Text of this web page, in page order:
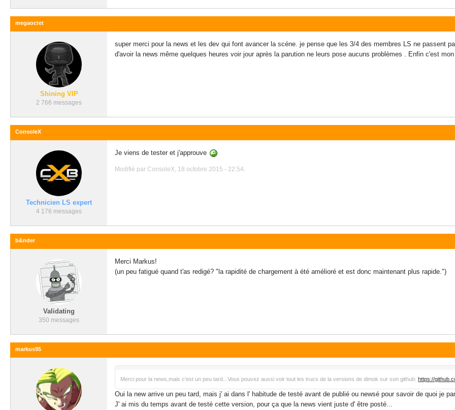
megaoctet
Shining VIP
2 766 messages
super merci pour la news et les dev qui font avancer la scéne. je pense que les 3/4 des membres LS ne passent
d'avoir la news même quelques heures voir jour après la parution ne leurs pose aucuns problèmes . Enfin c'est
ConsoleX
Technicien LS expert
4 176 messages
Je viens de tester et j'approuve
Modifié par ConsoleX, 18 octobre 2015 - 22:54.
b&nder
Validating
350 messages
Merci Markus!
(un peu fatigué quand t'as redigé? "la rapidité de chargement à été amélioré et est donc maintenant plus rapide.")
markus95
Merci pour la news,mais c'est un peu tard...Vous pouvez aussi voir tout les trucs de la versions de dimok sur son github: https://
Oui la new arrive un peu tard, mais j' ai dans l' habitude de testé avant de publié ou newsé pour savoir de quoi je
J' ai mis du temps avant de testé cette version, pour ça que la news vient juste d' être posté...